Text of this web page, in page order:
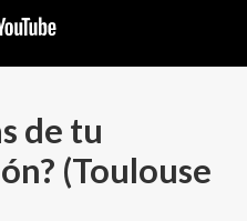
de tu
(Toulouse